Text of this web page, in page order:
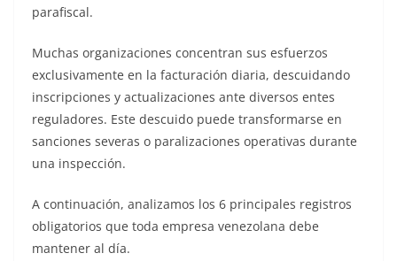
parafiscal.
Muchas organizaciones concentran sus esfuerzos
exclusivamente en la facturación diaria, descuidando
inscripciones y actualizaciones ante diversos entes
reguladores. Este descuido puede transformarse en
sanciones severas o paralizaciones operativas durante
una inspección.
A continuación, analizamos los 6 principales registros
obligatorios que toda empresa venezolana debe
mantener al día.